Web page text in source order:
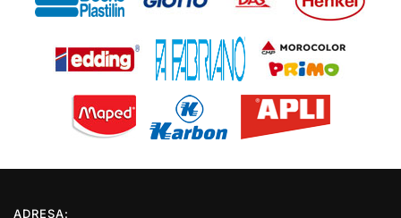
ADRESA: